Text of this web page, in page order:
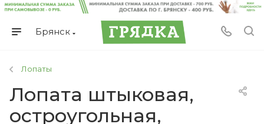
Брянск
Лопаты
Лопата штыковая,
остроугольная,